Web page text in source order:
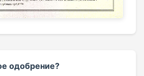
одобрение?